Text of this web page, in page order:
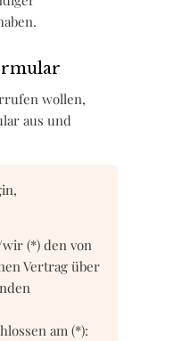
wollen,
aus und
(*) den von
Vertrag über
am (*):